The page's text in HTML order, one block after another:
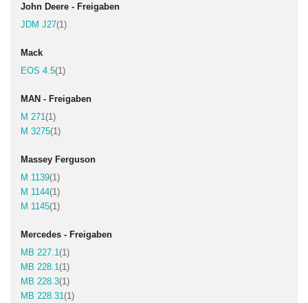
John Deere - Freigaben
JDM J27 1Artikel
Mack
EOS 4.5 1Artikel
MAN - Freigaben
M 271 1Artikel
M 3275 1Artikel
Massey Ferguson
M 1139 1Artikel
M 1144 1Artikel
M 1145 1Artikel
Mercedes - Freigaben
MB 227.1 1Artikel
MB 228.1 1Artikel
MB 228.3 1Artikel
MB 228.31 1Artikel